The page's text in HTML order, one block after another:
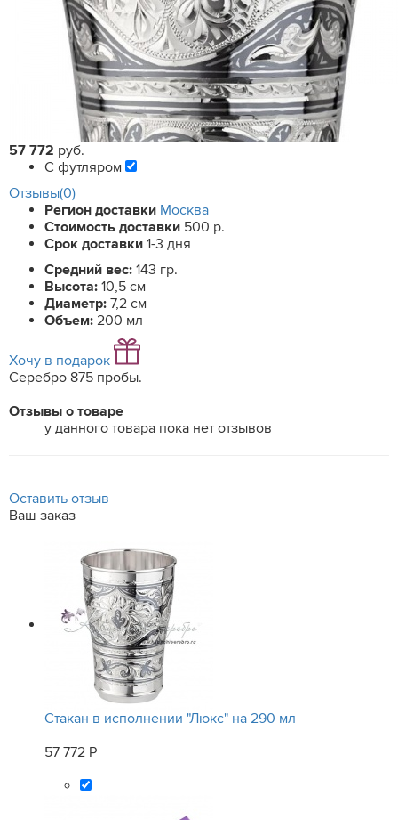
57 772 руб.
С футляром
Отзывы(0)
Регион доставки Москва
Стоимость доставки 500 р.
Срок доставки 1-3 дня
Средний вес: 143 гр.
Высота: 10,5 см
Диаметр: 7,2 см
Объем: 200 мл
Хочу в подарок
Серебро 875 пробы.
Отзывы о товаре
у данного товара пока нет отзывов
Оставить отзыв
Ваш заказ
Стакан в исполнении "Люкс" на 290 мл
57 772 Р